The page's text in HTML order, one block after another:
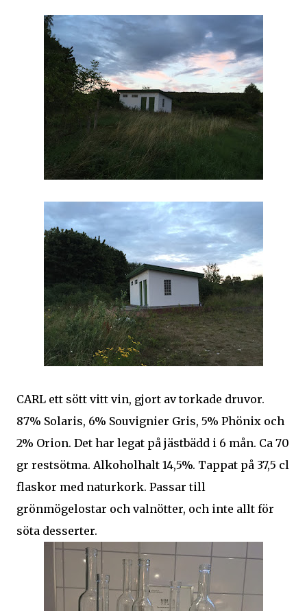
CARL ett sött vitt vin, gjort av torkade druvor.
87% Solaris, 6% Souvignier Gris, 5% Phönix och
2% Orion. Det har legat på jästbädd i 6 mån. Ca 70
gr restsötma. Alkoholhalt 14,5%. Tappat på 37,5 cl
flaskor med naturkork. Passar till
grönmögelostar och valnötter, och inte allt för
söta desserter.